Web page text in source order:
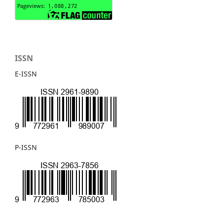
ISSN
E-ISSN
P-ISSN